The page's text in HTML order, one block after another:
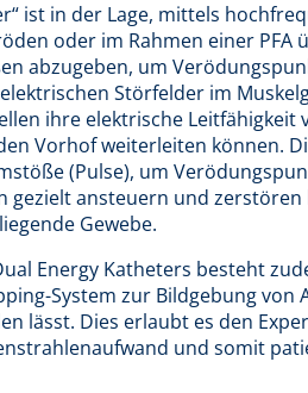
ist in der Lage, mittels
oder im Rahmen einer PFA
abzugeben, um
Störfelder im
ihre elektrische Leitfähigkeit
Vorhof weiterleiten können.
(Pulse), um
gezielt ansteuern und
Gewebe.
Energy Katheters besteht
System zur Bildgebung von
lässt. Dies erlaubt es den
und somit